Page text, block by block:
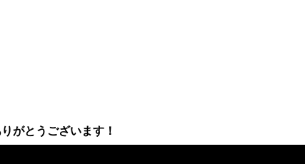
がとうございます！